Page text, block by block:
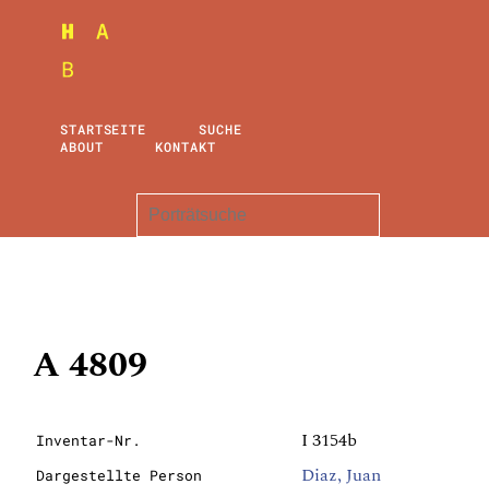
STARTSEITE
SUCHE
ABOUT
KONTAKT
A 4809
Inventar-Nr. I 3154b
Dargestellte Person Diaz, Juan